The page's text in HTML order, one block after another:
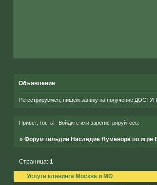
Объявление
Регестрируемся, пишем заявку на получение
Привет, Гость! Войдите илизарегистрируйтесь
» Форум гильдии Наследие Нуменора по игре
Услуги клининга Москва и МО
Страница: 1